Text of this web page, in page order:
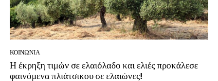
ΚΟΙΝΩΝΊΑ
Η έκρηξη τιμών σε ελαιόλαδο και ελιές προκάλεσε
φαινόμενα πλιάτσικου σε ελαιώνες!